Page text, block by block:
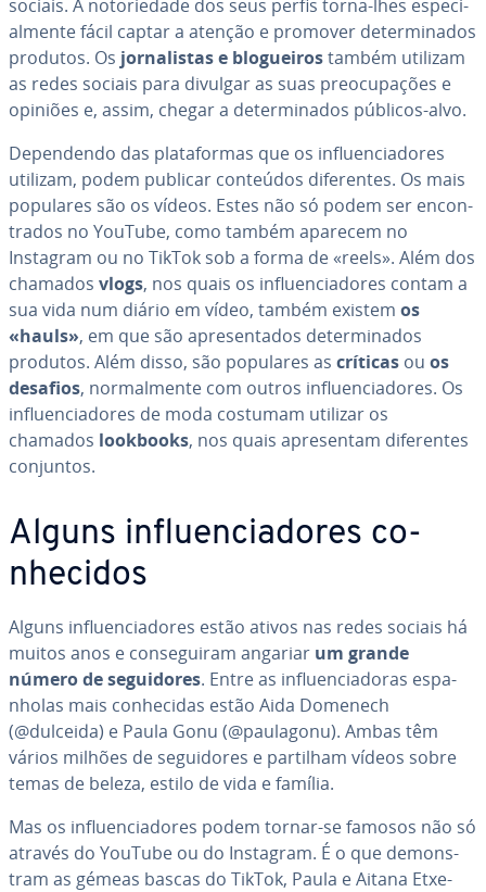
sociais. A no­to­ri­e­dade dos seus perfis torna-lhes es­pe­ci­
al­mente fácil captar a atenção e promover de­ter­mi­na­dos
produtos. Os jor­na­lis­tas e blo­guei­rostambém utilizam
as redes sociais para divulgar as suas pre­o­cu­pa­ções e
opiniões e, assim, chegar a de­ter­mi­na­dos públicos-alvo.
De­pen­dendo das pla­ta­for­mas que os in­flu­en­ci­a­do­res
utilizam, podem publicar conteúdos di­fe­ren­tes. Os mais
populares são os vídeos. Estes não só podem ser en­con­
tra­dos no YouTube, como também aparecem no
Instagram ou no TikTok sob a forma de «reels». Além dos
chamados vlogs, nos quais os in­flu­en­ci­a­do­res contam a
sua vida num diário em vídeo, também existem os
«hauls», em que são apre­sen­ta­dos de­ter­mi­na­dos
produtos. Além disso, são populares as críticas ou os
desafios, nor­mal­mente com outros in­flu­en­ci­a­do­res. Os
in­flu­en­ci­a­do­res de moda costumam utilizar os
chamados lookbooks, nos quais apre­sen­tam di­fe­ren­tes
conjuntos.
Alguns in­flu­en­ci­a­do­res co­
nhe­ci­dos
Alguns in­flu­en­ci­a­do­res estão ativos nas redes sociais há
muitos anos e con­se­gui­ram angariar um grande
número de se­gui­do­res. Entre as in­flu­en­ci­a­do­ras es­pa­
nho­las mais co­nhe­ci­das estão Aida Domenech
(@dulceida) e Paula Gonu (@paulagonu). Ambas têm
vários milhões de se­gui­do­res e partilham vídeos sobre
temas de beleza, estilo de vida e família.
Mas os in­flu­en­ci­a­do­res podem tornar-se famosos não só
através do YouTube ou do Instagram. É o que de­mons­
tram as gémeas bascas do TikTok, Paula e Aitana Et­xe­